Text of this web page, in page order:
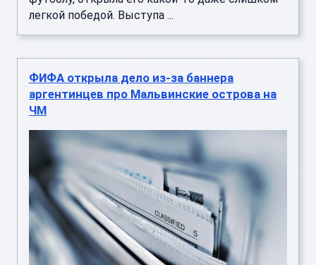
легкой победой. Выступа ...
ФИФА открыла дело из-за баннера
аргентинцев про Мальвинские острова на
ЧМ